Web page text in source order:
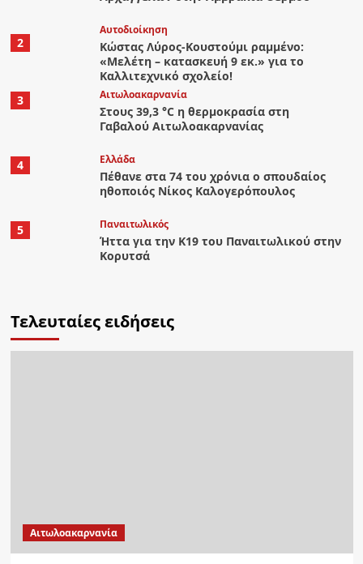
2
Αυτοδιοίκηση
Κώστας Λύρος-Κουστούμι ραμμένο:
«Μελέτη – κατασκευή 9 εκ.» για το
Καλλιτεχνικό σχολείο!
3
Αιτωλοακαρνανία
Στους 39,3 °C η θερμοκρασία στη
Γαβαλού Αιτωλοακαρνανίας
4 Ελλάδα
Πέθανε στα 74 του χρόνια ο σπουδαίος
ηθοποιός Νίκος Καλογερόπουλος
5 Παναιτωλικός
Ήττα για την Κ19 του Παναιτωλικού στην
Κορυτσά
Τελευταίες ειδήσεις
Αιτωλοακαρνανία